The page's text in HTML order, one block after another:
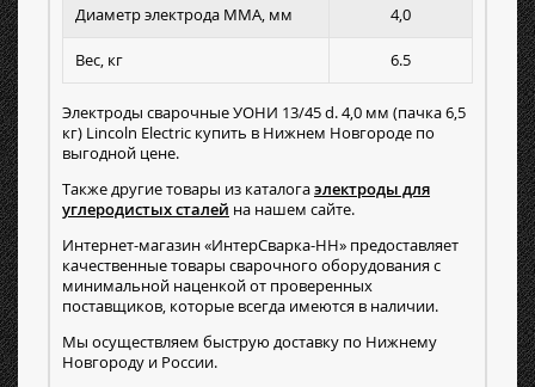
Диаметр электрода MMA, мм 4,0
Вес, кг 6.5
Электроды сварочные УОНИ 13/45 d. 4,0 мм (пачка 6,5
кг) Lincoln Electric купить в Нижнем Новгороде по
выгодной цене.
Также другие товары из каталогаэлектроды для
углеродистых сталей на нашем сайте.
Интернет-магазин «ИнтерСварка-НН» предоставляет
качественные товары сварочного оборудования с
минимальной наценкой от проверенных
поставщиков, которые всегда имеются в наличии.
Мы осуществляем быструю доставку по Нижнему
Новгороду и России.